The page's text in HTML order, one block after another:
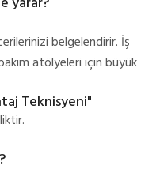
belgelendirir. İş
atölyeleri için büyük
Teknisyeni"